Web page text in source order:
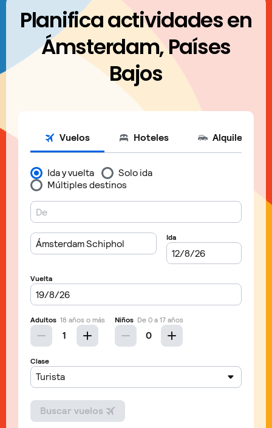
Planifica actividades en
Ámsterdam, Países
Bajos